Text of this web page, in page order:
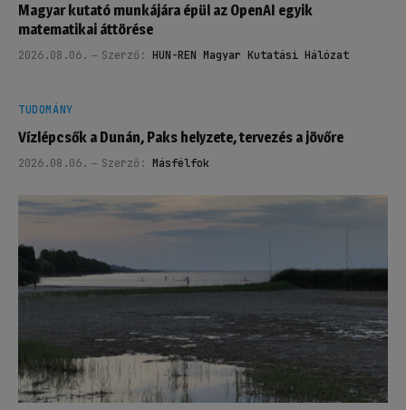
Magyar kutató munkájára épül az OpenAI egyik
matematikai áttörése
2026.08.06. Szerző: HUN-REN Magyar Kutatási Hálózat
TUDOMÁNY
Vízlépcsők a Dunán, Paks helyzete, tervezés a jövőre
2026.08.06. Szerző: Másfélfok